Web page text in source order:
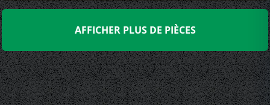
AFFICHER PLUS DE PIÈCES